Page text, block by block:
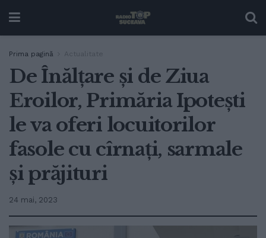
Prima pagină Actualitate
De Înălțare și de Ziua
Eroilor, Primăria Ipotești
le va oferi locuitorilor
fasole cu cîrnați, sarmale
și prăjituri
24 mai, 2023